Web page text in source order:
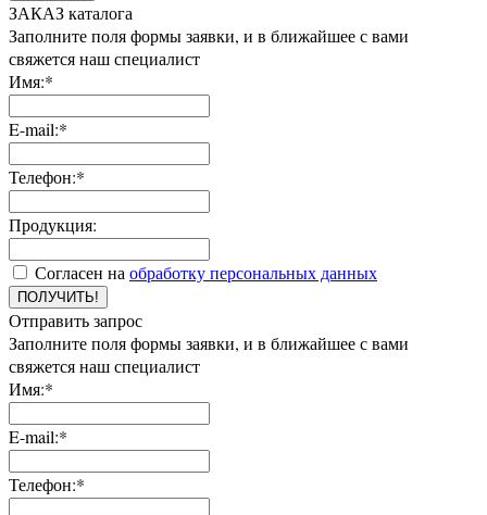
ЗАКАЗ каталога
Заполните поля формы заявки, и в ближайшее с вами
свяжется наш специалист
Имя:*
E-mail:*
Телефон:*
Продукция:
Согласен на обработку персональных данных
ПОЛУЧИТЬ!
Отправить запрос
Заполните поля формы заявки, и в ближайшее с вами
свяжется наш специалист
Имя:*
E-mail:*
Телефон:*